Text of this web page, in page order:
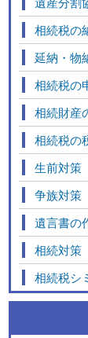
相続税の
延納・物
相続税の
相続財産
相続税の
生前対策
争族対策
遺言書の
相続対策
相続税シ